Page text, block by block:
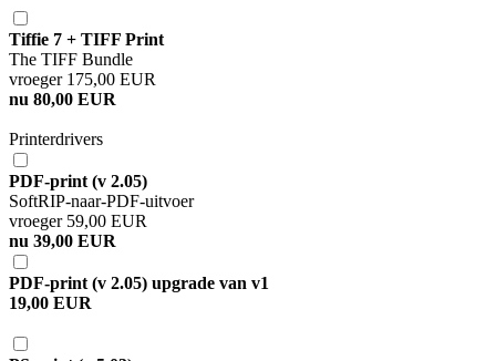
Tiffie 7 + TIFF Print
The TIFF Bundle
vroeger 175,00 EUR
nu 80,00 EUR
Printerdrivers
PDF-print (v 2.05)
SoftRIP-naar-PDF-uitvoer
vroeger 59,00 EUR
nu 39,00 EUR
PDF-print (v 2.05) upgrade van v1
19,00 EUR